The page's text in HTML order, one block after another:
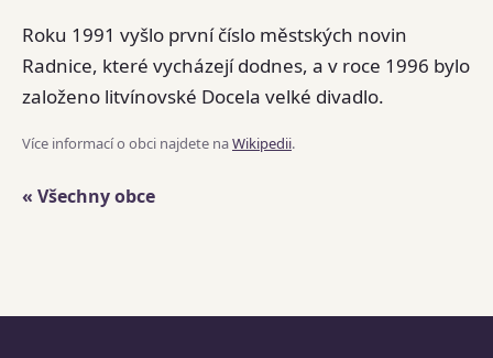
Roku 1991 vyšlo první číslo městských novin
Radnice, které vycházejí dodnes, a v roce 1996 bylo
založeno litvínovské Docela velké divadlo.
Více informací o obci najdete naWikipedii.
« Všechny obce